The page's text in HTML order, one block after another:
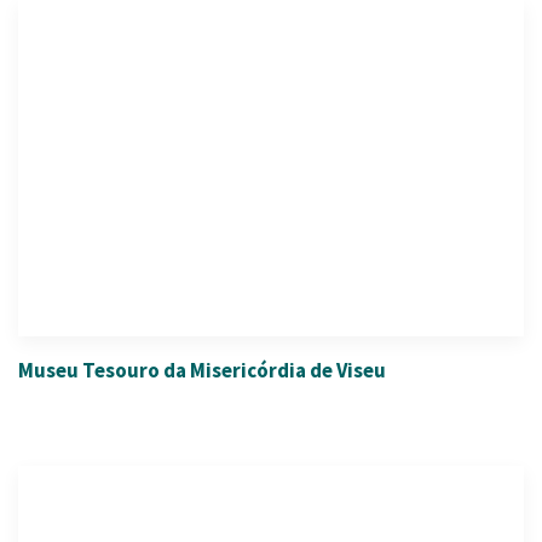
Museu Tesouro da Misericórdia de Viseu